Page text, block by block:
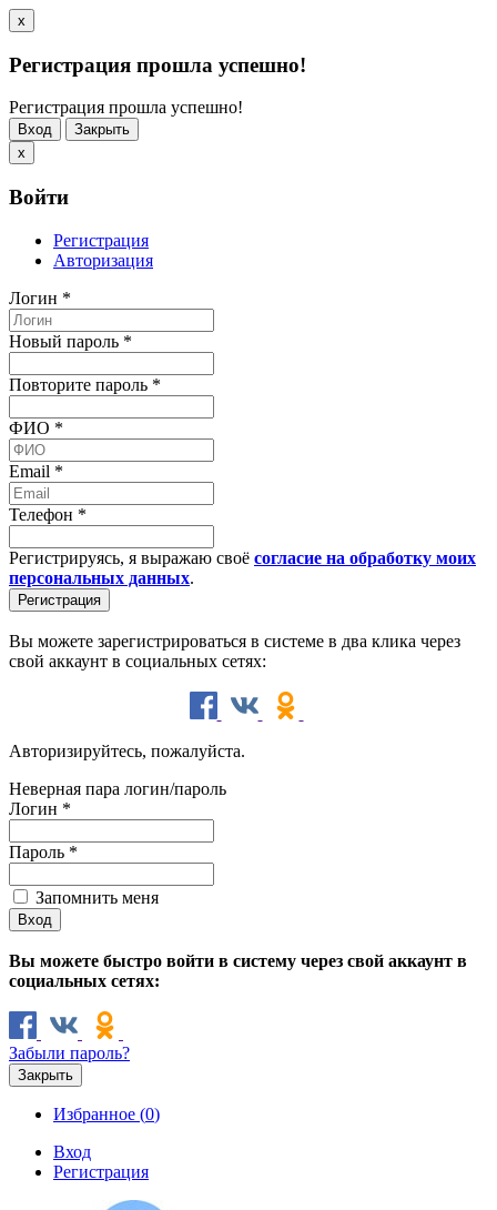
x
Регистрация прошла успешно!
Регистрация прошла успешно!
Вход
Закрыть
x
Войти
Регистрация
Авторизация
Логин *
Новый пароль *
Повторите пароль *
ФИО *
Email *
Телефон *
Регистрируясь, я выражаю своё согласие на обработку моих
персональных данных.
Вы можете зарегистрироваться в системе в два клика через
свой аккаунт в социальных сетях:
Авторизируйтесь, пожалуйста.
Неверная пара логин/пароль
Логин *
Пароль *
Запомнить меня
Вы можете быстро войти в систему через свой аккаунт в
социальных сетях:
Забыли пароль?
Закрыть
Избранное (0)
Вход
Регистрация